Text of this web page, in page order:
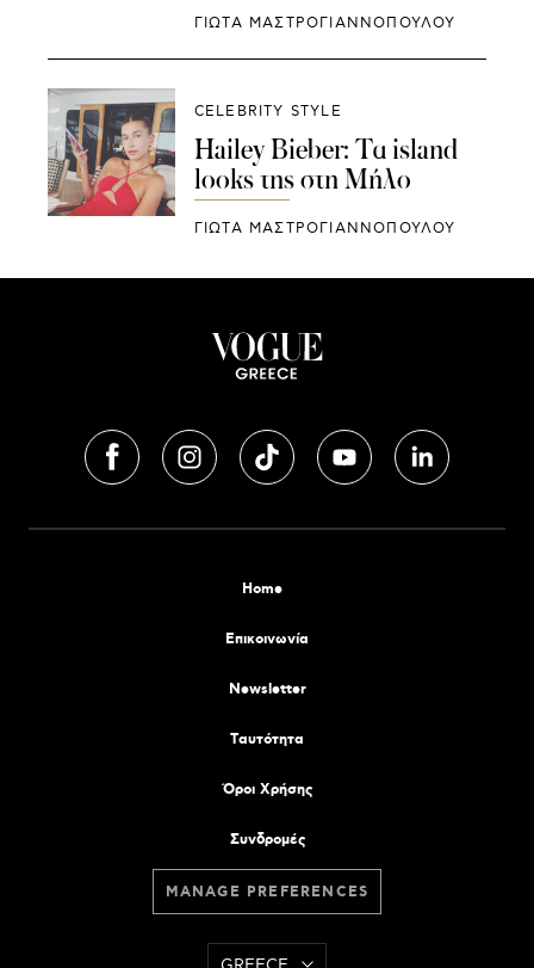
ΓΙΩΤΑ ΜΑΣΤΡΟΓΙΑΝΝΟΠΟΥΛΟΥ
CELEBRITY STYLE
Hailey Bieber: Τα island
looks της στη Μήλο
ΓΙΩΤΑ ΜΑΣΤΡΟΓΙΑΝΝΟΠΟΥΛΟΥ
Home
Επικοινωνία
Newsletter
Tαυτότητα
Όροι Χρήσης
Συνδρομές
MANAGE PREFERENCES